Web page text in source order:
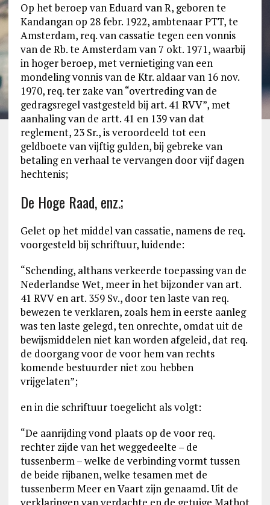
Op het beroep van Eduard van R, geboren te
Kandangan op 28 febr. 1922, ambtenaar PTT, te
Amsterdam, req. van cassatie tegen een vonnis
van de Rb. te Amsterdam van 7 okt. 1971, waarbij
in hoger beroep, met vernietiging van een
mondeling vonnis van de Ktr. aldaar van 16 nov.
1970, req. ter zake van “overtreding van de
gedragsregel vastgesteld bij art. 41 RVV”, met
aanhaling van de artt. 41 en 139 van dat
reglement, 23 Sr., is veroordeeld tot een
geldboete van vijftig gulden, bij gebreke van
betaling en verhaal te vervangen door vijf dagen
hechtenis;
De Hoge Raad, enz.;
Gelet op het middel van cassatie, namens de req.
voorgesteld bij schriftuur, luidende:
“Schending, althans verkeerde toepassing van de
Nederlandse Wet, meer in het bijzonder van art.
41 RVV en art. 359 Sv., door ten laste van req.
bewezen te verklaren, zoals hem in eerste aanleg
was ten laste gelegd, ten onrechte, omdat uit de
bewijsmiddelen niet kan worden afgeleid, dat req.
de doorgang voor de voor hem van rechts
komende bestuurder niet zou hebben
vrijgelaten”;
en in die schriftuur toegelicht als volgt:
“De aanrijding vond plaats op de voor req.
rechter zijde van het weggedeelte – de
tussenberm – welke de verbinding vormt tussen
de beide rijbanen, welke tesamen met de
tussenberm Meer en Vaart zijn genaamd. Uit de